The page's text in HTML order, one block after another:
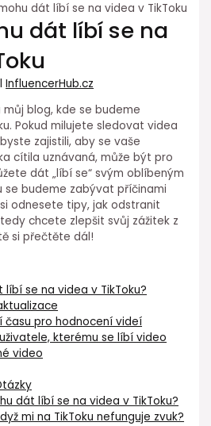
dát líbí se na videa v TikToku
dát líbí se na
InfluencerHub.cz
blog, kde se budeme
Pokud milujete sledovat videa
zajistili, aby se vaše
cítila uznávaná, může být pro
dát „líbí se“ svým oblíbeným
se budeme zabývat příčinami
odnesete tipy, jak odstranit
chcete zlepšit svůj zážitek z
si přečtěte dál!
líbí se na videa v TikToku?
času pro hodnocení videí
kterému se líbí video
video
dát líbí se na videa v TikToku?
mi na TikToku nefunguje zvuk?